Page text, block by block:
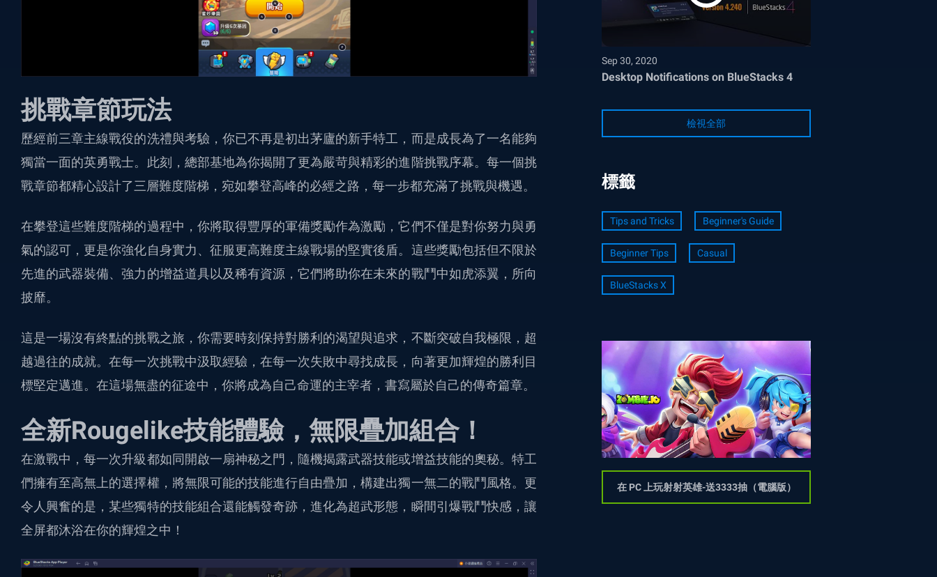
挑戰章節玩法
歷經前三章主線戰役的洗禮與考驗，你已不再是初出茅廬的新手特工，而是成長為了一名能夠
獨當一面的英勇戰士。此刻，總部基地為你揭開了更為嚴苛與精彩的進階挑戰序幕。每一個挑
戰章節都精心設計了三層難度階梯，宛如攀登高峰的必經之路，每一步都充滿了挑戰與機遇。
在攀登這些難度階梯的過程中，你將取得豐厚的軍備獎勵作為激勵，它們不僅是對你努力與勇
氣的認可，更是你強化自身實力、征服更高難度主線戰場的堅實後盾。這些獎勵包括但不限於
先進的武器裝備、強力的增益道具以及稀有資源，它們將助你在未來的戰鬥中如虎添翼，所向
披靡。
這是一場沒有終點的挑戰之旅，你需要時刻保持對勝利的渴望與追求，不斷突破自我極限，超
越過往的成就。在每一次挑戰中汲取經驗，在每一次失敗中尋找成長，向著更加輝煌的勝利目
標堅定邁進。在這場無盡的征途中，你將成為自己命運的主宰者，書寫屬於自己的傳奇篇章。
全新Rougelike技能體驗，無限疊加組合！
在激戰中，每一次升級都如同開啟一扇神秘之門，隨機揭露武器技能或增益技能的奧秘。特工
們擁有至高無上的選擇權，將無限可能的技能進行自由疊加，構建出獨一無二的戰鬥風格。更
令人興奮的是，某些獨特的技能組合還能觸發奇跡，進化為超武形態，瞬間引爆戰鬥快感，讓
全屏都沐浴在你的輝煌之中！
Sep 30, 2020
Desktop Notifications on BlueStacks 4
檢視全部
標籤
Tips and Tricks Beginner's Guide
Beginner Tips Casual
BlueStacks X
在 PC 上玩射射英雄-送3333抽（電腦版）